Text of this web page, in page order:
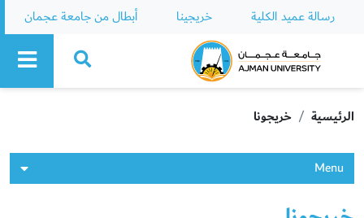
رسالة عميد الكلية خريجينا أبطال من جامعة عجمان
Ajman University
الرئيسية خريجونا
Menu